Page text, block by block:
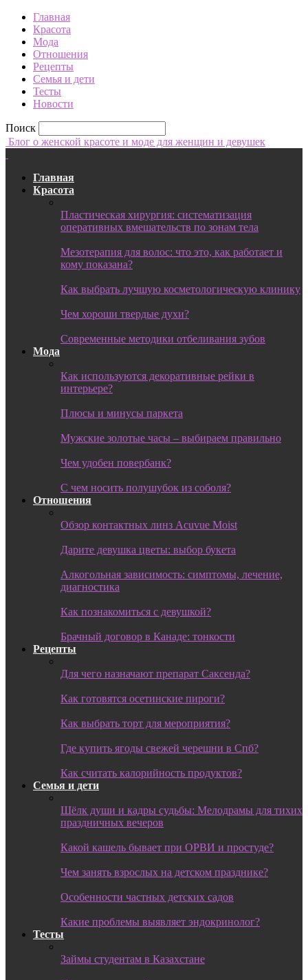
Главная
Красота
Мода
Отношения
Рецепты
Семья и дети
Тесты
Новости
Поиск
Блог о женской красоте и моде для женщин и девушек
Главная
Красота
Пластическая хирургия: систематизация
оперативных вмешательств по зонам тела
Мезотерапия для волос: что это, как работает и
кому показана?
Как выбрать лучшую косметологическую клинику
Чем хороши твердые духи?
Современные методики отбеливания зубов
Мода
Как используются декоративные рейки в
интерьере?
Плюсы и минусы паркета
Мужские золотые часы – выбираем правильно
Чем удобен повербанк?
С чем носить полушубок из соболя?
Отношения
Обзор контактных линз Acuvue Moist
Дарите девушка цветы: выбор букета
Алкогольная зависимость: симптомы, лечение,
диагностика
Как познакомиться с девушкой?
Брачный договор в Канаде: тонкости
Рецепты
Для чего назначают препарат Саксенда?
Как готовятся осетинские пироги?
Как выбрать торт для мероприятия?
Где купить ягоды свежей черешни в Спб?
Как считать калорийность продуктов?
Семья и дети
Шёлк души и кадры судьбы: Мелодрамы для тихих
праздничных вечеров
Какой кашель бывает при ОРВИ и простуде?
Чем занять взрослых на детском празднике?
Особенности частных детских садов
Какие проблемы выявляет эндокринолог?
Тесты
Займы студентам в Казахстане